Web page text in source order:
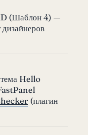
(Шаблон 4) —
Hello
(плагин